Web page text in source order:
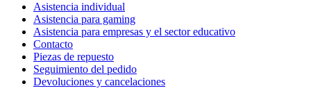
Asistencia individual
Asistencia para gaming
Asistencia para empresas y el sector educativo
Contacto
Piezas de repuesto
Seguimiento del pedido
Devoluciones y cancelaciones